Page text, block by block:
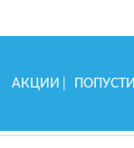
АКЦИИ ПОПУСТИ